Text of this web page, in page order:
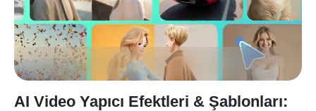
AI Video Yapıcı Efektleri & Şablonları: